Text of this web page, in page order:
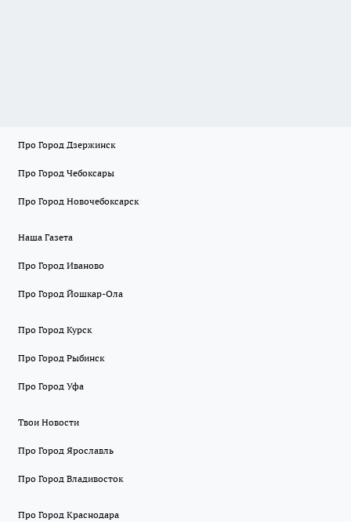
Про Город Дзержинск
Про Город Чебоксары
Про Город Новочебоксарск
Наша Газета
Про Город Иваново
Про Город Йошкар-Ола
Про Город Курск
Про Город Рыбинск
Про Город Уфа
Твои Новости
Про Город Ярославль
Про Город Владивосток
Про Город Краснодара